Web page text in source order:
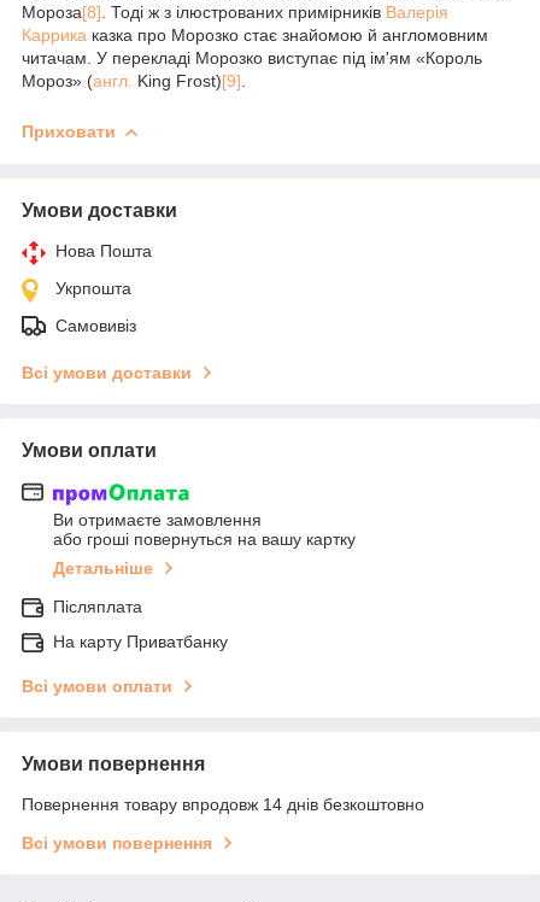
Мороза[8] . Тоді ж з ілюстрованих примірників Валерія
Каррика казка про Морозко стає знайомою й англомовним
читачам. У перекладі Морозко виступає під ім'ям «Король
Мороз» (англ. King Frost)[9]
Приховати
Умови доставки
Нова Пошта
Укрпошта
Самовивіз
Всі умови доставки
Умови оплати
Ви отримаєте замовлення
або гроші повернуться на вашу картку
Детальніше
Післяплата
На карту Приватбанку
Всі умови оплати
Умови повернення
Повернення товару впродовж 14 днів безкоштовно
Всі умови повернення